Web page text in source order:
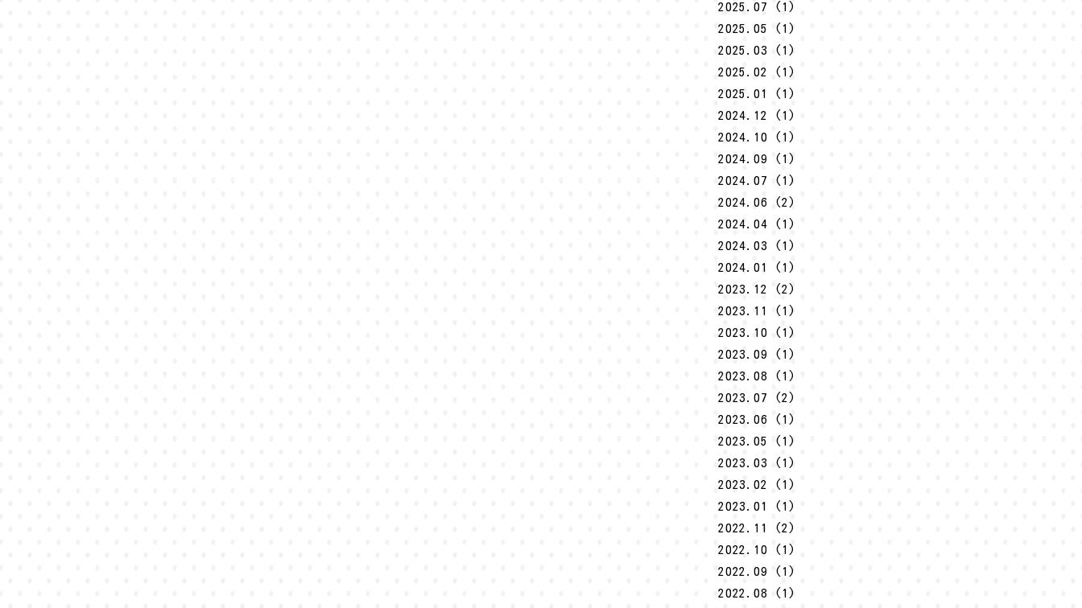
2025.07 (1)
2025.05 (1)
2025.03 (1)
2025.02 (1)
2025.01 (1)
2024.12 (1)
2024.10 (1)
2024.09 (1)
2024.07 (1)
2024.06 (2)
2024.04 (1)
2024.03 (1)
2024.01 (1)
2023.12 (2)
2023.11 (1)
2023.10 (1)
2023.09 (1)
2023.08 (1)
2023.07 (2)
2023.06 (1)
2023.05 (1)
2023.03 (1)
2023.02 (1)
2023.01 (1)
2022.11 (2)
2022.10 (1)
2022.09 (1)
2022.08 (1)